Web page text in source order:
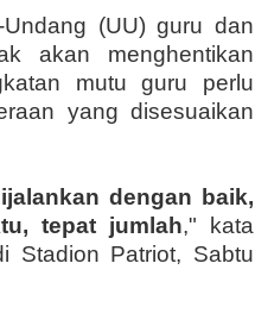
(UU) guru dan
akan menghentikan
mutu guru perlu
yang disesuaikan
dengan baik,
tepat jumlah," kata
Stadion Patriot, Sabtu